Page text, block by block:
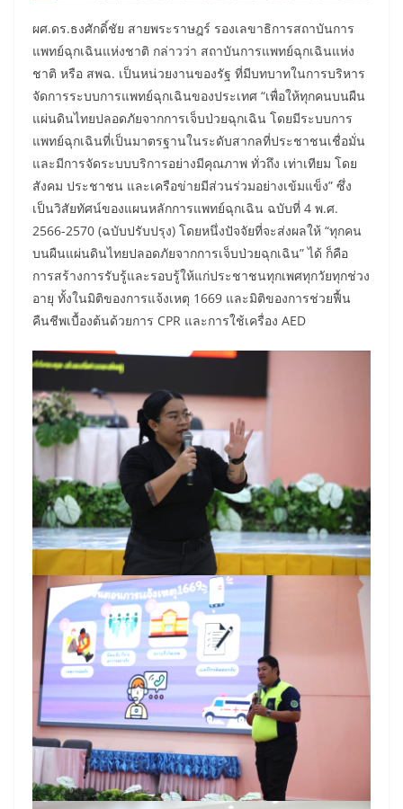
​ผศ.ดร.ธงศักดิ์ชัย สายพระราษฎร์ รองเลขาธิการสถาบันการ
แพทย์ฉุกเฉินแห่งชาติ กล่าวว่า สถาบันการแพทย์ฉุกเฉินแห่ง
ชาติ หรือ สพฉ. เป็นหน่วยงานของรัฐ ที่มีบทบาทในการบริหาร
จัดการระบบการแพทย์ฉุกเฉินของประเทศ “เพื่อให้ทุกคนบนผืน
แผ่นดินไทยปลอดภัยจากการเจ็บป่วยฉุกเฉิน โดยมีระบบการ
แพทย์ฉุกเฉินที่เป็นมาตรฐานในระดับสากลที่ประชาชนเชื่อมั่น
และมีการจัดระบบบริการอย่างมีคุณภาพ ทั่วถึง เท่าเทียม โดย
สังคม ประชาชน และเครือข่ายมีส่วนร่วมอย่างเข้มแข็ง” ซึ่ง
เป็นวิสัยทัศน์ของแผนหลักการแพทย์ฉุกเฉิน ฉบับที่ 4 พ.ศ.
2566-2570 (ฉบับปรับปรุง) โดยหนึ่งปัจจัยที่จะส่งผลให้ “ทุกคน
บนผืนแผ่นดินไทยปลอดภัยจากการเจ็บป่วยฉุกเฉิน” ได้ ก็คือ
การสร้างการรับรู้และรอบรู้ให้แก่ประชาชนทุกเพศทุกวัยทุกช่วง
อายุ ทั้งในมิติของการแจ้งเหตุ 1669 และมิติของการช่วยฟื้น
คืนชีพเบื้องต้นด้วยการ CPR และการใช้เครื่อง AED